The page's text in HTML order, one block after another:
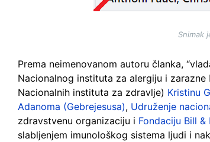
Snimak
Prema neimenovanom autoru članka,
Nacionalnog instituta za alergiju i zarazne
Nacionalnih instituta za zdravlje) Kristinu
Adanoma (Gebrejesusa), Udruženje
zdravstvenu organizaciju i Fondaciju Bill
slabljenjem imunološkog sistema ljudi i